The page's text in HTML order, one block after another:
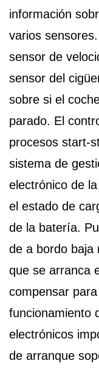
información
varios
sensor de
sensor del
sobre si el
parado. El
procesos start-
sistema de
electrónico de
el estado de
de la batería.
de a bordo baja
que se arranca
compensar
funcionamiento
electrónicos
de arranque